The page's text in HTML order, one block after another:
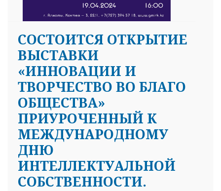
CОСТОИТСЯ ОТКРЫТИЕ
ВЫСТАВКИ
«ИННОВАЦИИ И
ТВОРЧЕСТВО ВО БЛАГО
ОБЩЕСТВА»
ПРИУРОЧЕННЫЙ К
МЕЖДУНАРОДНОМУ
ДНЮ
ИНТЕЛЛЕКТУАЛЬНОЙ
СОБСТВЕННОСТИ.